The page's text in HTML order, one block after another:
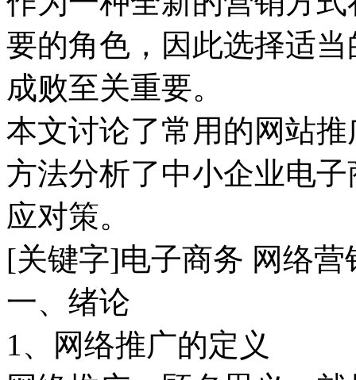
要的角色，因此选择适
成败至关重要。
本文讨论了常用的网站
方法分析了中小企业电
应对策。
[关键字]电子商务 网络
一、绪论
1、网络推广的定义